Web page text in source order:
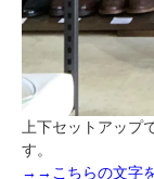
上下セットアップ
す。
→→こちらの文字